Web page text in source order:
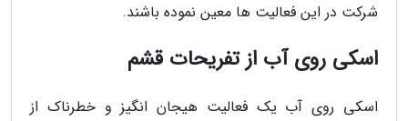
شرکت در این فعالیت ها معین نموده باشند.
اسکی روی آب از تفریحات قشم
اسکی روی آب یک فعالیت هیجان انگیز و خطرناک از